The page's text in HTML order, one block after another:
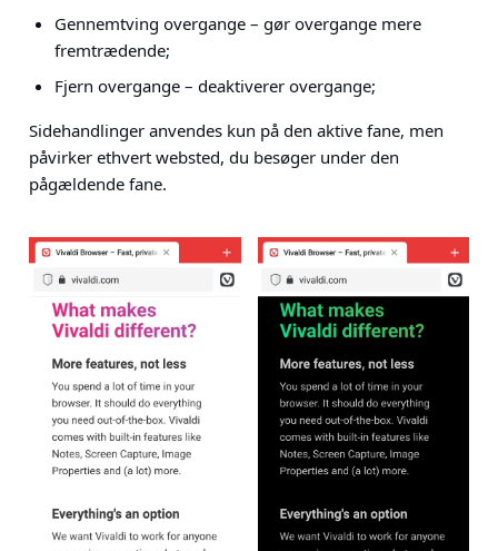
Gennemtving overgange – gør overgange mere
fremtrædende;
Fjern overgange – deaktiverer overgange;
Sidehandlinger anvendes kun på den aktive fane, men
påvirker ethvert websted, du besøger under den
pågældende fane.